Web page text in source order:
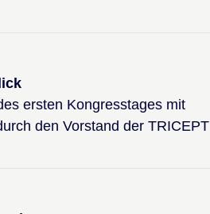
ersten Kongresstages mit
den Vorstand der TRICEPT